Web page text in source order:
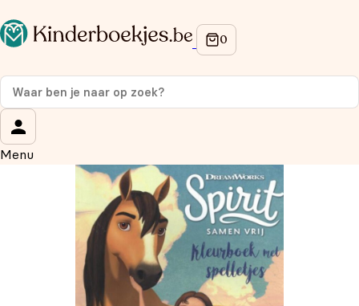
Menu
Op de hoogte blijven van onze acties?
Meld je aan voor onze nieuwsbrief en ontvang
korting
Wat is je voornaam?
Wat is je e-mailadres? *
Aanmelden
We gebruiken je gegevens om contact op te nemen, in
overeenstemming met onsprivacybeleid.